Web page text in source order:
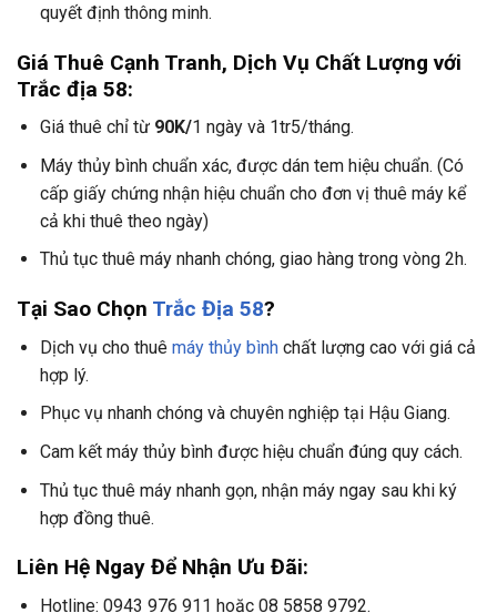
quyết định thông minh.
Giá Thuê Cạnh Tranh, Dịch Vụ Chất Lượng với
Trắc địa 58:
Giá thuê chỉ từ 90K/1 ngày và 1tr5/tháng.
Máy thủy bình chuẩn xác, được dán tem hiệu chuẩn. (Có
cấp giấy chứng nhận hiệu chuẩn cho đơn vị thuê máy kể
cả khi thuê theo ngày)
Thủ tục thuê máy nhanh chóng, giao hàng trong vòng 2h.
Tại Sao Chọn Trắc Địa 58?
Dịch vụ cho thuêmáy thủy bìnhchất lượng cao với giá cả
hợp lý.
Phục vụ nhanh chóng và chuyên nghiệp tại Hậu Giang.
Cam kết máy thủy bình được hiệu chuẩn đúng quy cách.
Thủ tục thuê máy nhanh gọn, nhận máy ngay sau khi ký
hợp đồng thuê.
Liên Hệ Ngay Để Nhận Ưu Đãi:
Hotline: 0943 976 911 hoặc 08 5858 9792.